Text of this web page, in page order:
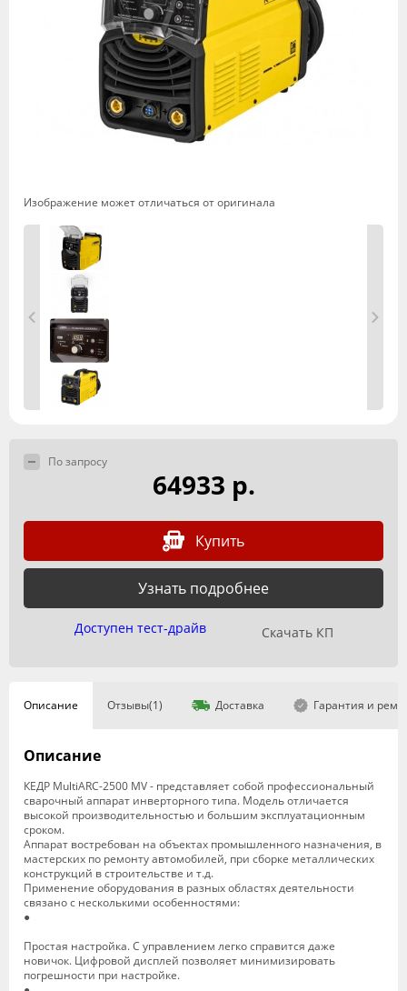
Изображение может отличаться от оригинала
По запросу
64933 р.
Купить
Узнать подробнее
Доступен тест-драйв Скачать КП
Описание Отзывы(1) Доставка Гарантия и
Описание
КЕДР MultiARC-2500 MV - представляет собой профессиональный
сварочный аппарат инверторного типа. Модель отличается
высокой производительностью и большим эксплуатационным
сроком.
Аппарат востребован на объектах промышленного назначения, в
мастерских по ремонту автомобилей, при сборке металлических
конструкций в строительстве и т.д.
Применение оборудования в разных областях деятельности
связано с несколькими особенностями:
●
Простая настройка. С управлением легко справится даже
новичок. Цифровой дисплей позволяет минимизировать
погрешности при настройке.